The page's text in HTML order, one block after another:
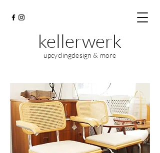
kellerwerk
upcyclingdesign & more